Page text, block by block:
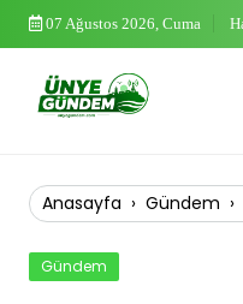
Skip
07 Ağustos 2026, Cuma
Anasayfa › Gündem ›
Gündem